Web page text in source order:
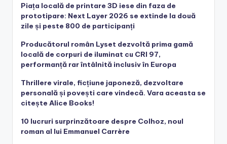
Piața locală de printare 3D iese din faza de
prototipare: Next Layer 2026 se extinde la două
zile și peste 800 de participanți
Producătorul român Lyset dezvoltă prima gamă
locală de corpuri de iluminat cu CRI 97,
performanță rar întâlnită inclusiv în Europa
Thrillere virale, ficțiune japoneză, dezvoltare
personală și povești care vindecă. Vara aceasta se
citește Alice Books!
10 lucruri surprinzătoare despre Colhoz, noul
roman al lui Emmanuel Carrère